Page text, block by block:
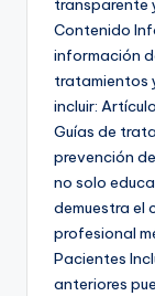
transparente
Contenido
información
tratamientos
incluir:
Guías de
prevención
no solo
demuestra el
profesional
Pacientes
anteriores